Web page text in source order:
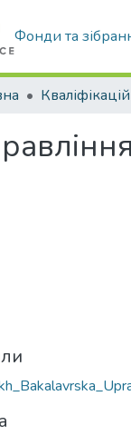
Фонди та